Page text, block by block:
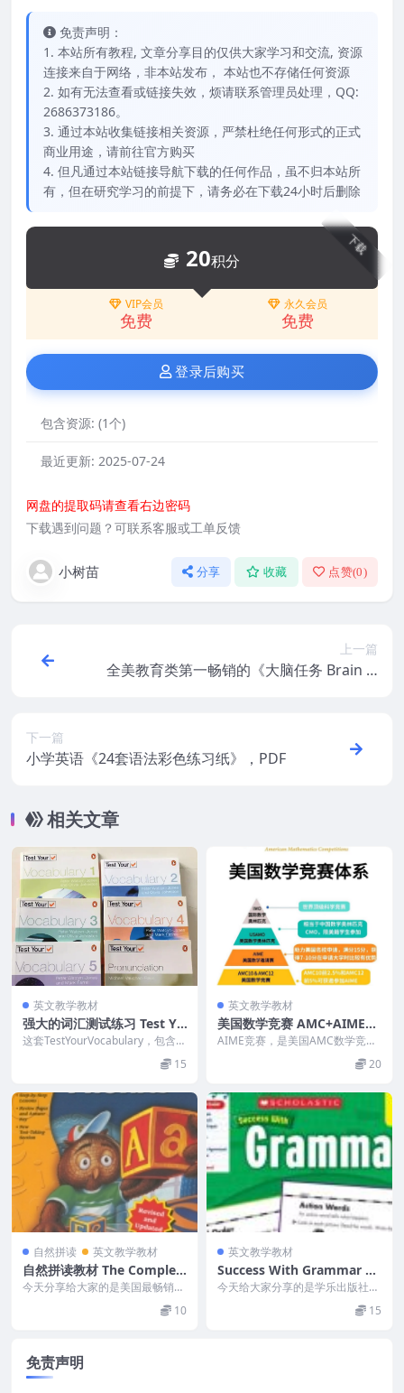
免责声明：
1. 本站所有教程, 文章分享目的仅供大家学习和交流, 资源
连接来自于网络，非本站发布， 本站也不存储任何资源
2. 如有无法查看或链接失效，烦请联系管理员处理，QQ:
2686373186。
3. 通过本站收集链接相关资源，严禁杜绝任何形式的正式
商业用途，请前往官方购买
4. 但凡通过本站链接导航下载的任何作品，虽不归本站所
有，但在研究学习的前提下，请务必在下载24小时后删除
下载
20积分
VIP会员
免费
永久会员
免费
登录后购买
包含资源: (1个)
最近更新: 2025-07-24
网盘的提取码请查看右边密码
下载遇到问题？可联系客服或工单反馈
小树苗 分享 收藏 点赞(0)
上一篇
全美教育类第一畅销的《大脑任务 Brain Q
下一篇
小学英语《24套语法彩色练习纸》，PDF
相关文章
英文教学教材
强大的词汇测试练习 Test Yo
ur Vocabulary 全5册，胜过
这套TestYourVocabulary，包含各
水平等级基本词汇练习和各种各样
15
英文教学教材
美国数学竞赛 AMC+AIME历
年真题（PDF）
AIME竞赛，是美国AMC数学竞赛
的邀请赛。分为AIME Ⅰ和AIME
20
自然拼读 英文教学教材
自然拼读教材 The Complet
e Book of Phonics
今天分享给大家的是美国最畅销的
自然拼读教材《The Complete Bo
10
英文教学教材
Success With Grammar 英
文原版练习册G1-G6(PDF)
今天给大家分享的是学乐出版社出
版的语法练习册。（Success With
15
免责声明